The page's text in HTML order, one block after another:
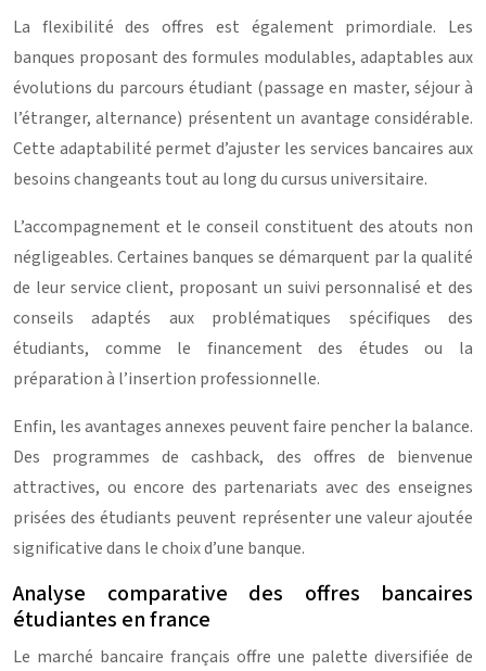
La flexibilité des offres est également primordiale. Les
banques proposant des formules modulables, adaptables aux
évolutions du parcours étudiant (passage en master, séjour à
l’étranger, alternance) présentent un avantage considérable.
Cette adaptabilité permet d’ajuster les services bancaires aux
besoins changeants tout au long du cursus universitaire.
L’accompagnement et le conseil constituent des atouts non
négligeables. Certaines banques se démarquent par la qualité
de leur service client, proposant un suivi personnalisé et des
conseils adaptés aux problématiques spécifiques des
étudiants, comme le financement des études ou la
préparation à l’insertion professionnelle.
Enfin, les avantages annexes peuvent faire pencher la balance.
Des programmes de cashback, des offres de bienvenue
attractives, ou encore des partenariats avec des enseignes
prisées des étudiants peuvent représenter une valeur ajoutée
significative dans le choix d’une banque.
Analyse comparative des offres bancaires
étudiantes en france
Le marché bancaire français offre une palette diversifiée de